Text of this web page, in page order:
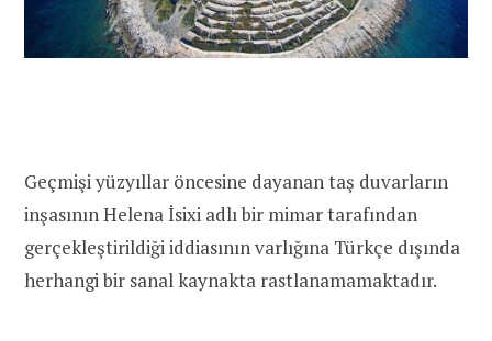
Geçmişi yüzyıllar öncesine dayanan taş duvarların
inşasının Helena İsixi adlı bir mimar tarafından
gerçekleştirildiği iddiasının varlığına Türkçe dışında
herhangi bir sanal kaynakta rastlanamamaktadır.